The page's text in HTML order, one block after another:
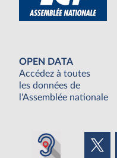
OPEN DATA
Accédez à toutes
les données de
l'Assemblée nationale